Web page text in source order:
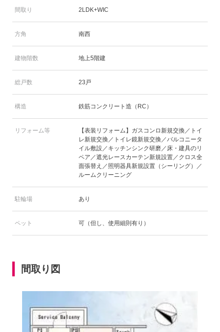
間取り 2LDK+WIC
方角 南西
建物階数 地上5階建
総戸数 23戸
構造 鉄筋コンクリート造（RC）
リフォーム等
【表装リフォーム】ガスコンロ新規交換／トイ
レ新規交換／トイレ鏡新規交換／バルコニータ
イル敷設／キッチンシンク研磨／床・建具のリ
ペア／遮光レースカーテン新規設置／クロス全
面張替え／照明器具新規設置（シーリング）／
ルームクリーニング
駐輪場 あり
ペット 可（但し、使用細則有り）
間取り図